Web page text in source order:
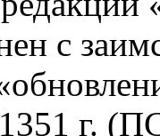
с
г.